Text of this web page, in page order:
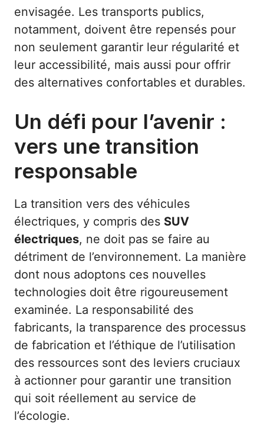
envisagée. Les transports publics,
notamment, doivent être repensés pour
non seulement garantir leur régularité et
leur accessibilité, mais aussi pour offrir
des alternatives confortables et durables.
Un défi pour l’avenir :
vers une transition
responsable
La transition vers des véhicules
électriques, y compris des SUV
électriques, ne doit pas se faire au
détriment de l’environnement. La manière
dont nous adoptons ces nouvelles
technologies doit être rigoureusement
examinée. La responsabilité des
fabricants, la transparence des processus
de fabrication et l’éthique de l’utilisation
des ressources sont des leviers cruciaux
à actionner pour garantir une transition
qui soit réellement au service de
l’écologie.